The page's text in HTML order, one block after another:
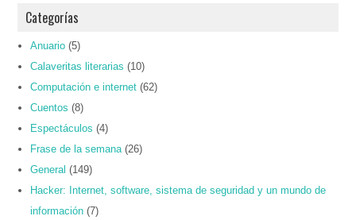
Categorías
Anuario (5)
Calaveritas literarias (10)
Computación e internet (62)
Cuentos (8)
Espectáculos (4)
Frase de la semana (26)
General (149)
Hacker: Internet, software, sistema de seguridad y un mundo de
información (7)